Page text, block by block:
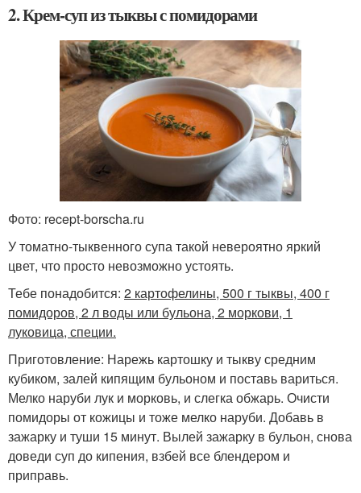
2. Крем-суп из тыквы с помидорами
Фото: recept-borscha.ru
У томатно-тыквенного супа такой невероятно яркий
цвет, что просто невозможно устоять.
Тебе понадобится: 2 картофелины, 500 г тыквы, 400 г
помидоров, 2 л воды или бульона, 2 моркови, 1
луковица, специи.
Приготовление: Нарежь картошку и тыкву средним
кубиком, залей кипящим бульоном и поставь вариться.
Мелко наруби лук и морковь, и слегка обжарь. Очисти
помидоры от кожицы и тоже мелко наруби. Добавь в
зажарку и туши 15 минут. Вылей зажарку в бульон, снова
доведи суп до кипения, взбей все блендером и
приправь.